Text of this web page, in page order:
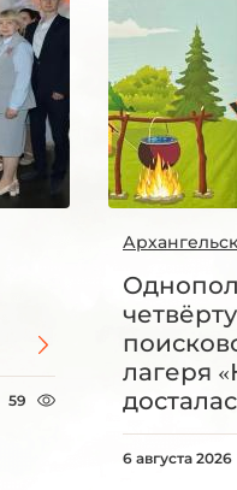
59
лагеря
6 августа 2026